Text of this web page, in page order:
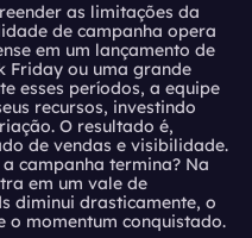
as limitações da
de campanha opera
em um lançamento de
Friday ou uma grande
esses períodos, a equipe
recursos, investindo
O resultado é,
de vendas e visibilidade.
campanha termina? Na
em um vale de
diminui drasticamente, o
o momentum conquistado.